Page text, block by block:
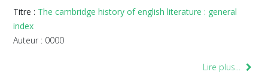
Titre : The cambridge history of english literature : general
index
Auteur : 0000
Lire plus...